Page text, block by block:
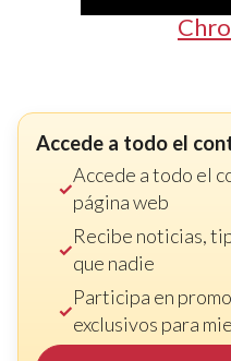
Accede a todo el
Accede a todo el
página web
Recibe noticias,
que nadie
Participa en
exclusivos para